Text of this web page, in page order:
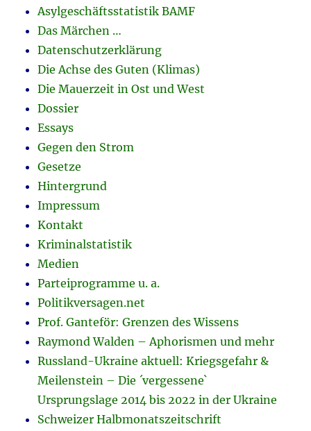
Asylgeschäftsstatistik BAMF
Das Märchen …
Datenschutzerklärung
Die Achse des Guten (Klimas)
Die Mauerzeit in Ost und West
Dossier
Essays
Gegen den Strom
Gesetze
Hintergrund
Impressum
Kontakt
Kriminalstatistik
Medien
Parteiprogramme u. a.
Politikversagen.net
Prof. Ganteför: Grenzen des Wissens
Raymond Walden – Aphorismen und mehr
Russland-Ukraine aktuell: Kriegsgefahr &
Meilenstein – Die ´vergessene`
Ursprungslage 2014 bis 2022 in der Ukraine
Schweizer Halbmonatszeitschrift